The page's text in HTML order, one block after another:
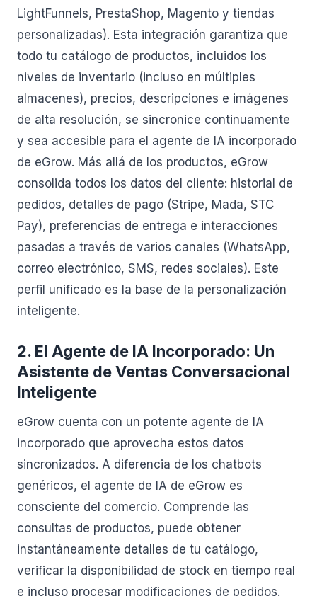
LightFunnels, PrestaShop, Magento y tiendas
personalizadas). Esta integración garantiza que
todo tu catálogo de productos, incluidos los
niveles de inventario (incluso en múltiples
almacenes), precios, descripciones e imágenes
de alta resolución, se sincronice continuamente
y sea accesible para el agente de IA incorporado
de eGrow. Más allá de los productos, eGrow
consolida todos los datos del cliente: historial de
pedidos, detalles de pago (Stripe, Mada, STC
Pay), preferencias de entrega e interacciones
pasadas a través de varios canales (WhatsApp,
correo electrónico, SMS, redes sociales). Este
perfil unificado es la base de la personalización
inteligente.
2. El Agente de IA Incorporado: Un
Asistente de Ventas Conversacional
Inteligente
eGrow cuenta con un potente agente de IA
incorporado que aprovecha estos datos
sincronizados. A diferencia de los chatbots
genéricos, el agente de IA de eGrow es
consciente del comercio. Comprende las
consultas de productos, puede obtener
instantáneamente detalles de tu catálogo,
verificar la disponibilidad de stock en tiempo real
e incluso procesar modificaciones de pedidos.